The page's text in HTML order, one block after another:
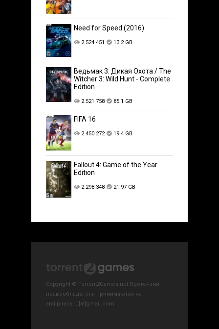
Need for Speed (2016)
2 524 451 13.2 GB
Ведьмак 3: Дикая Охота / The
Witcher 3: Wild Hunt - Complete
Edition
2 521 758 85.1 GB
FIFA 16
2 450 272 19.4 GB
Fallout 4: Game of the Year
Edition
2 298 348 21.97 GB
Copyright © Torrent2Games.net Претензии
правообладателя принимаются на
anti.piracy.ru[at]gmail.com